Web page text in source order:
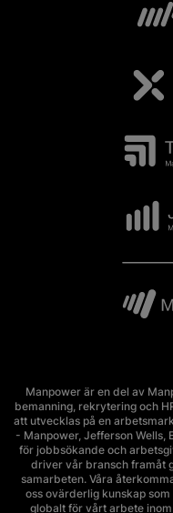
Manpower är en del av
bemanning, rekrytering och
att utvecklas på en
- Manpower, Jefferson Wells,
för jobbsökande och
driver vår bransch framåt
samarbeten. Våra
oss ovärderlig kunskap
globalt för vårt arbete